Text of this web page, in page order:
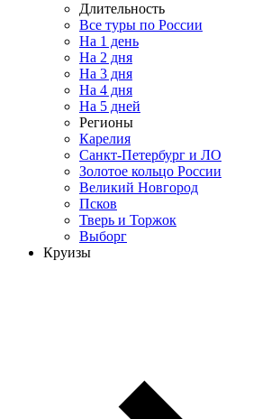
Длительность
Все туры по России
На 1 день
На 2 дня
На 3 дня
На 4 дня
На 5 дней
Регионы
Карелия
Санкт-Петербург и ЛО
Золотое кольцо России
Великий Новгород
Псков
Тверь и Торжок
Выборг
Круизы